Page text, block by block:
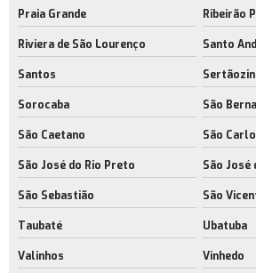
Galpão com infraestrutura completa no rj
Empresa de galpão estrutura metálica preço
Galpão industrial com energia solar rj
Galpão logístico para e commerce rj
Galpão para centro de distribuição
Galpão para indústria metal mecânica
Empresa de galpão para indústria metal
Galpão para indústria rio de janeiro
Empresa de galpão para operações logísticas
Praia Grande Ribeirão
Riviera de São Lourenço Santo
Santos
Sorocaba São
São Caetano São
São José do Rio Preto São José
São Sebastião São
Taubaté Ubatuba
Valinhos Vinhedo